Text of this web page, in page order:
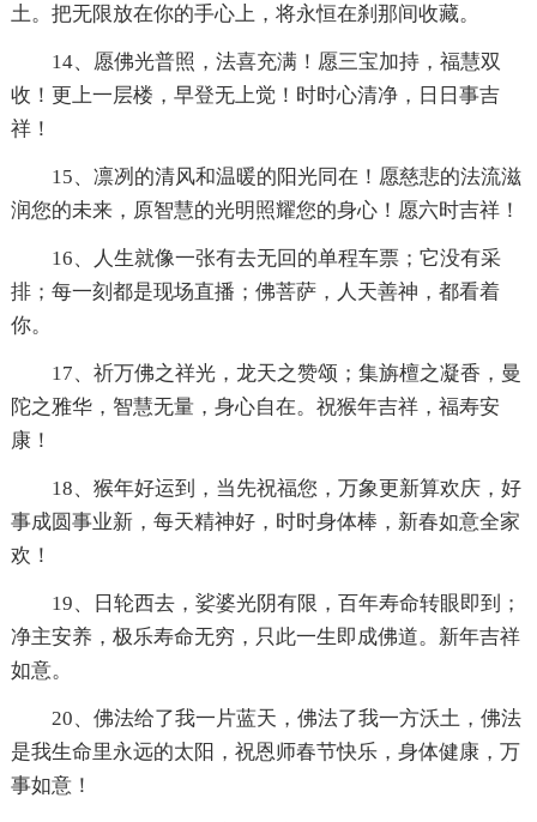
土。把无限放在你的手心上，将永恒在刹那间收藏。
14、愿佛光普照，法喜充满！愿三宝加持，福慧双
收！更上一层楼，早登无上觉！时时心清净，日日事吉
祥！
15、凛冽的清风和温暖的阳光同在！愿慈悲的法流滋
润您的未来，原智慧的光明照耀您的身心！愿六时吉祥！
16、人生就像一张有去无回的单程车票；它没有采
排；每一刻都是现场直播；佛菩萨，人天善神，都看着
你。
17、祈万佛之祥光，龙天之赞颂；集旃檀之凝香，曼
陀之雅华，智慧无量，身心自在。祝猴年吉祥，福寿安
康！
18、猴年好运到，当先祝福您，万象更新算欢庆，好
事成圆事业新，每天精神好，时时身体棒，新春如意全家
欢！
19、日轮西去，娑婆光阴有限，百年寿命转眼即到；
净主安养，极乐寿命无穷，只此一生即成佛道。新年吉祥
如意。
20、佛法给了我一片蓝天，佛法了我一方沃土，佛法
是我生命里永远的太阳，祝恩师春节快乐，身体健康，万
事如意！